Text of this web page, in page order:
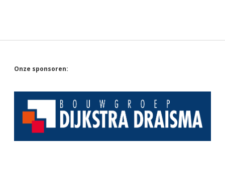
Sidebar
Onze sponsoren: